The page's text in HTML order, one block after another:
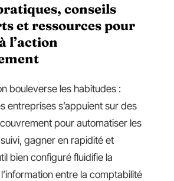
conseils
et ressources pour
l’action
bouleverse les habitudes :
entreprises s’appuient sur des
pour automatiser les
gagner en rapidité et
bien configuré fluidifie la
entre la comptabilité